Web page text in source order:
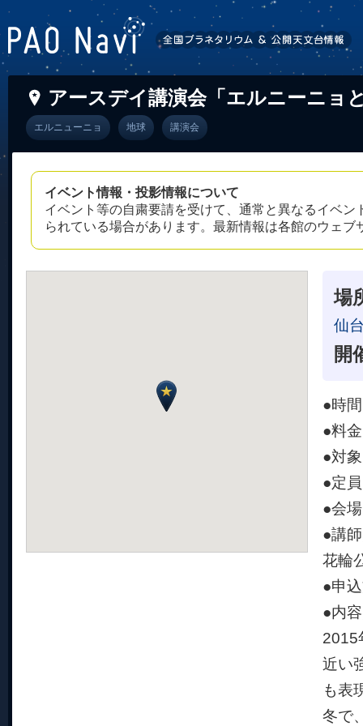
アースデイ講演会「エルニーニョ
エルニューニョ 地球 講演会
イベント情報・投影情報について
イベント等の自粛要請を受けて、通常と異なるイベ
られている場合があります。最新情報は各館のウェ
場
仙
開
●時
●料
●対
●定
●会
●講
花輪
●申
●内
2015
近い
も表
冬で